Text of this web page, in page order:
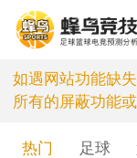
如遇网站功能缺
所有的屏蔽功能
热门 足球